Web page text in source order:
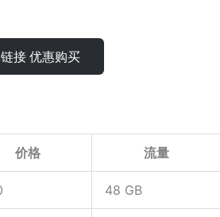
接 优惠购买
价格 流量
48 GB